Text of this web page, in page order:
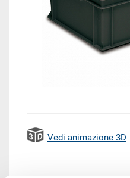
Vedi animazione 3D